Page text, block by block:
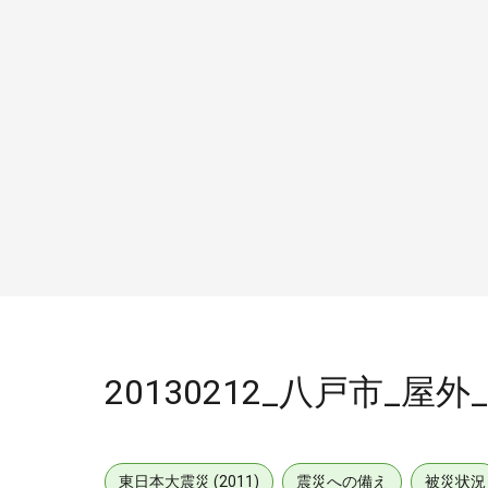
20130212_八戸市_屋外
東日本大震災 (2011) 震災への備え 被災状況